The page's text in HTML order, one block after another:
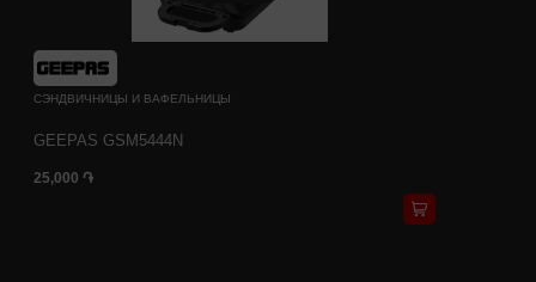
СЭНДВИЧНИЦЫ И ВАФЕЛЬНИЦЫ
GEEPAS GSM5444N
25,000 ֏